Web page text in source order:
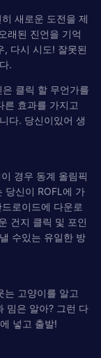
새로운 도전을 제
래된 진언을 기억
, 다시 시도! 잘못된
.
클릭 할 무언가를
른 효과를 가지고
다. 당신이있어 생
경우 동계 올림픽
신이 ROFL에 가
로이드에 다운로
건지 클릭 및 포인
수있는 유일한 방
는 고양이를 알고
밈은 알아? 그런 다
넣고 출발!